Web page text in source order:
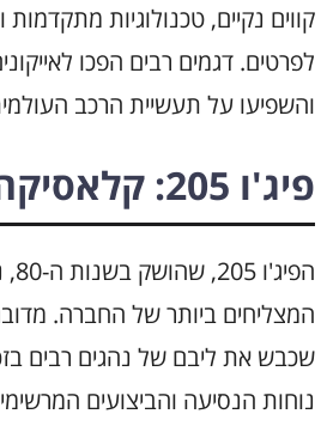
קווים נקיים, טכנולוגיות
לפרטים. דגמים רבים הפכו
והשפיעו על תעשיית הרכב
פיג'ו 205: קלאסיקה חיה
המצליחים ביותר של החברה.
שכבש את ליבם של נהגים רבים